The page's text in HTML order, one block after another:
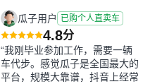
瓜子用户 已购个人直卖车
4.8分
“我刚毕业参加工作，需要一辆
车代步。感觉瓜子是全国最大的
平台，规模大靠谱，抖音上经常